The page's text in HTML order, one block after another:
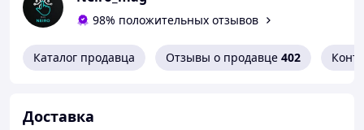
C; аккумулятор 18650
98% положительных отзывов
Каталог продавца Отзывы о продавце 402
Доставка